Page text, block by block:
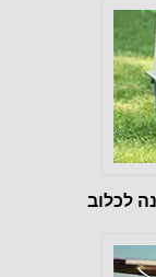
לכלוב